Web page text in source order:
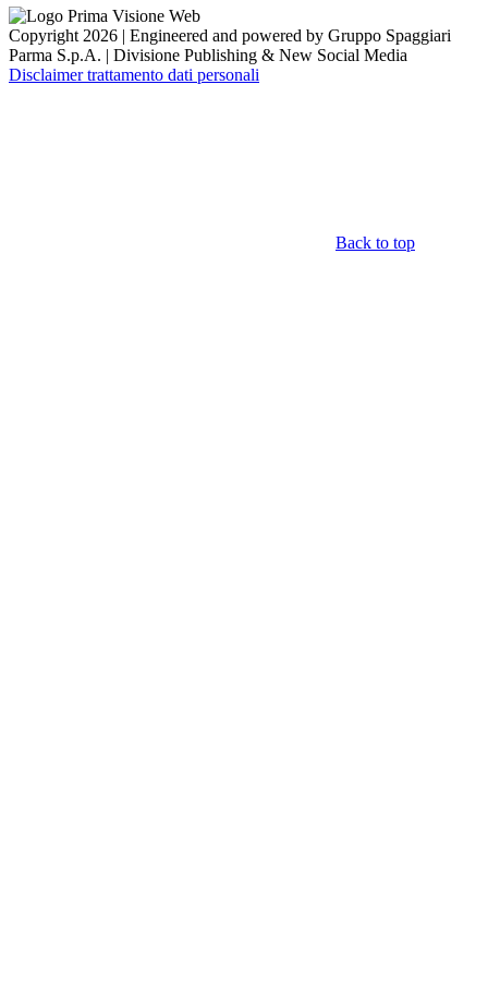
Copyright 2026 | Engineered and powered by Gruppo Spaggiari
Parma S.p.A. | Divisione Publishing & New Social Media
Disclaimer trattamento dati personali
Back to top